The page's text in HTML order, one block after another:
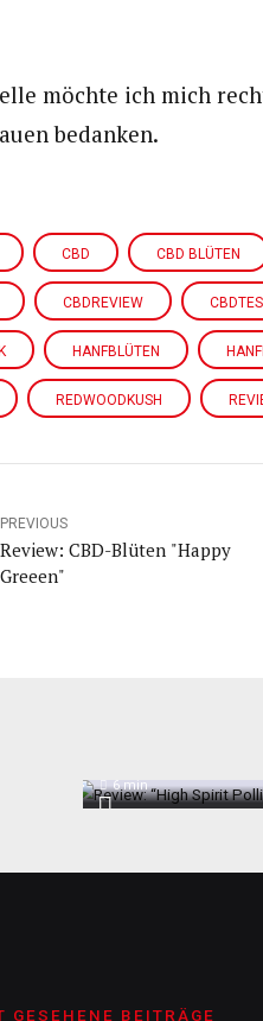
möchte ich mich
bedanken.
CBD CBD BLÜTEN
CBDREVIEW
HANFBLÜTEN
REDWOODKUSH
PREVIOUS
Review: CBD-Blüten "Happy
Greeen"
6min
GESEHENE BEITRÄGE